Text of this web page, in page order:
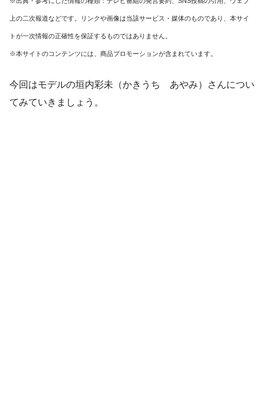
上の二次報道などです。リンクや画像は当該サービス・媒体のものであり、本サイ
トが一次情報の正確性を保証するものではありません。
※本サイトのコンテンツには、商品プロモーションが含まれています。
今回はモデルの垣内彩未（かきうち あやみ）さんについ
てみていきましょう。